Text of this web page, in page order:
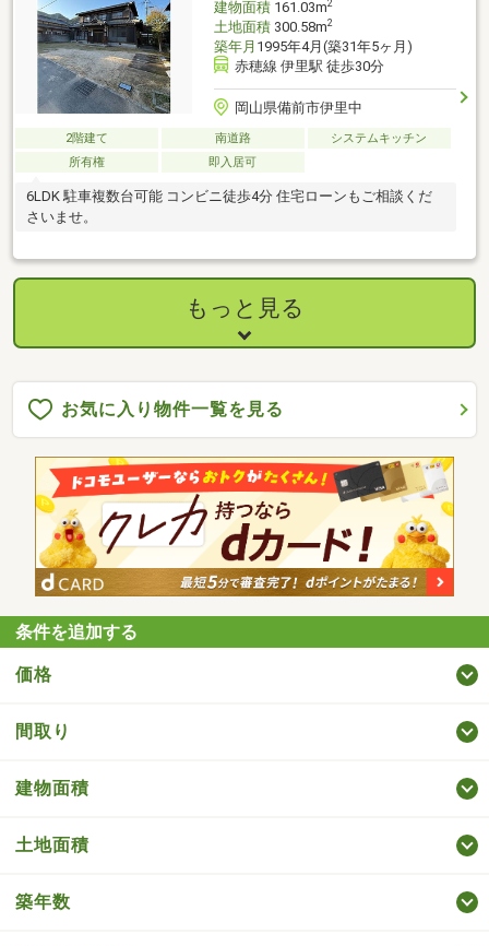
建物面積161.03m2
土地面積300.58m2
築年月 1995年4月(築31年5ヶ月)
赤穂線 伊里駅 徒歩30分
岡山県備前市伊里中
2階建て 南道路
システムキッチン
所有権
即入居可
6LDK 駐車複数台可能 コンビニ徒歩4分 住宅ローンもご相談くだ
さいませ。
もっと見る
お気に入り物件一覧を見る
条件を追加する
価格
間取り
建物面積
土地面積
築年数